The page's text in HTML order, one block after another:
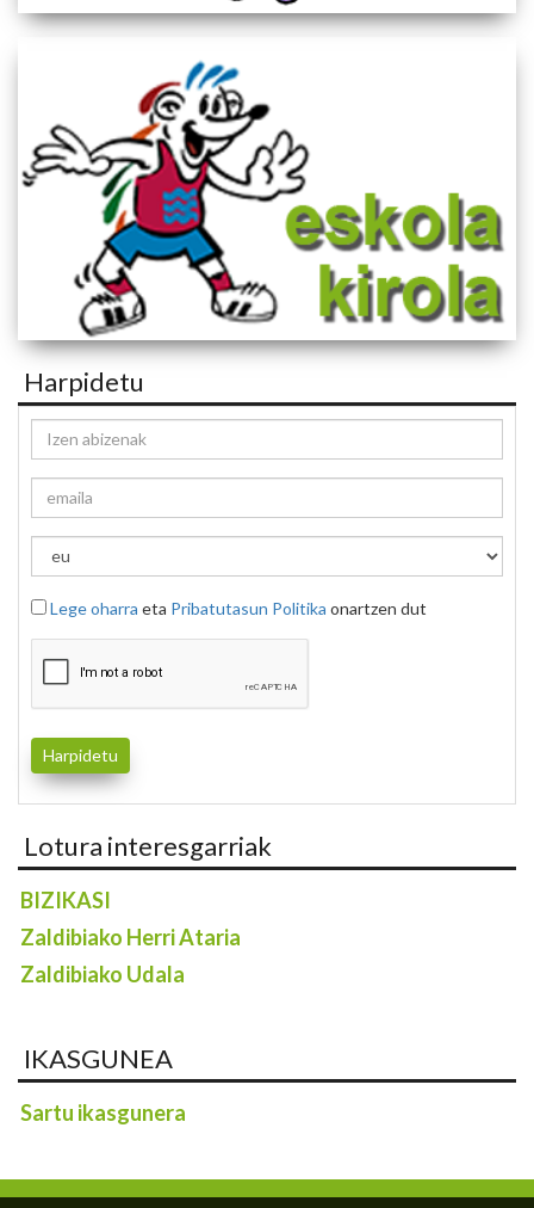
Harpidetu
Lege oharra eta Pribatutasun Politika onartzen dut
Lotura interesgarriak
BIZIKASI
Zaldibiako Herri Ataria
Zaldibiako Udala
IKASGUNEA
Sartu ikasgunera